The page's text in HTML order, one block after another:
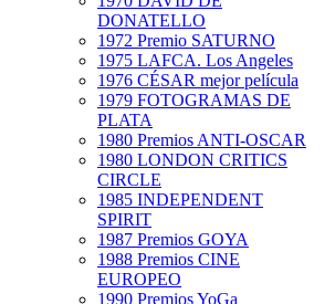
DONATELLO
1972 Premio SATURNO
1975 LAFCA. Los Angeles
1976 CÉSAR mejor película
1979 FOTOGRAMAS DE
PLATA
1980 Premios ANTI-OSCAR
1980 LONDON CRITICS
CIRCLE
1985 INDEPENDENT
SPIRIT
1987 Premios GOYA
1988 Premios CINE
EUROPEO
1990 Premios YoGa